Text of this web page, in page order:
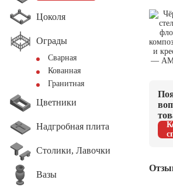
Цоколя
Ограды
Сварная
Кованная
Гранитная
Цветники
Надгробная плита
Столики, Лавочки
Вазы